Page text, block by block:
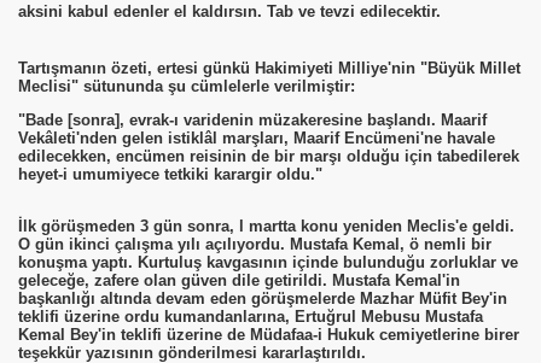
aksini kabul edenler el kaldırsın. Tab ve tevzi edilecektir.
Tartışmanın özeti, ertesi günkü Hakimiyeti Milliye'nin "Büyük Millet
Meclisi" sütununda şu cümlelerle verilmiştir:
"Bade [sonra], evrak-ı varidenin müzakeresine başlandı. Maarif
Vekâleti'nden gelen istiklâl marşları, Maarif Encümeni'ne havale
edilecekken, encümen reisinin de bir marşı olduğu için tabedilerek
heyet-i umumiyece tetkiki karargir oldu."
İlk görüşmeden 3 gün sonra, l martta konu yeniden Meclis'e geldi.
O gün ikinci çalışma yılı açılıyordu. Mustafa Kemal, ö nemli bir
konuşma yaptı. Kurtuluş kavgasının içinde bulunduğu zorluklar ve
geleceğe, zafere olan güven dile getirildi. Mustafa Kemal'in
başkanlığı altında devam eden görüşmelerde Mazhar Müfit Bey'in
teklifi üzerine ordu kumandanlarına, Ertuğrul Mebusu Mustafa
Kemal Bey'in teklifi üzerine de Müdafaa-i Hukuk cemiyetlerine birer
teşekkür yazısının gönderilmesi kararlaştırıldı.